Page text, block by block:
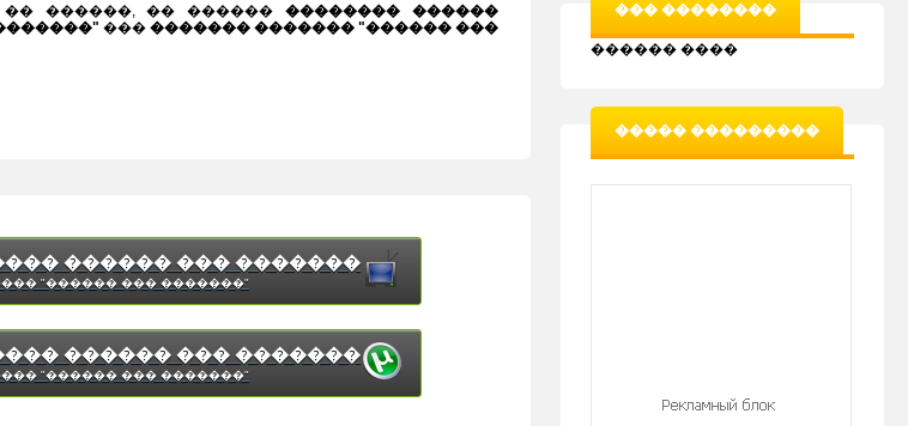
�� ������, �� �������������� ������
��� ������� ������� "������ ���
������ ��� �������
"������ ��� �������"
������ ��� �������
"������ ��� �������"
��� ��������
������ ����
����� ���������